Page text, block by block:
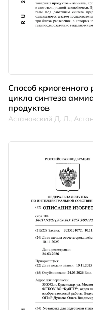
Способ
цикла синтеза
продуктов
Астановский Д. Л.,